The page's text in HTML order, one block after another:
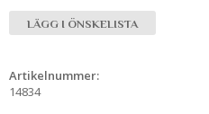
LÄGG I ÖNSKELISTA
Artikelnummer:
14834